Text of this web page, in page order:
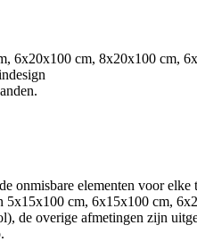
6x20x100 cm, 8x20x100 cm,
onmisbare elementen voor
5x15x100 cm, 6x15x100 cm,
de overige afmetingen zijn